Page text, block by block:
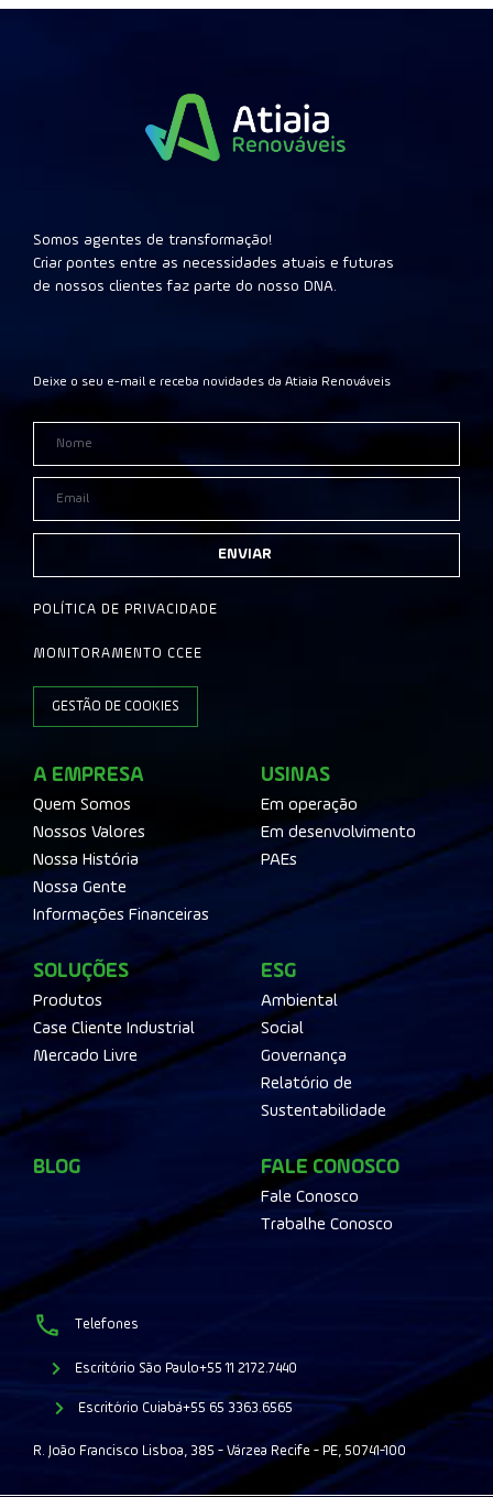
Somos agentes de transformação!
Criar pontes entre as necessidades atuais e futuras
de nossos clientes faz parte do nosso DNA.
Deixe o seu e-mail e receba novidades da Atiaia Renováveis
ENVIAR
POLÍTICA DE PRIVACIDADE
MONITORAMENTO CCEE
GESTÃO DE COOKIES
A EMPRESA
Quem Somos
Nossos Valores
Nossa História
Nossa Gente
Informações Financeiras
USINAS
Em operação
Em desenvolvimento
PAEs
SOLUÇÕES
Produtos
Case Cliente Industrial
Mercado Livre
ESG
Ambiental
Social
Governança
Relatório de
Sustentabilidade
BLOG FALE CONOSCO
Fale Conosco
Trabalhe Conosco
Telefones
Escritório São Paulo+55 11 2172.7440
Escritório Cuiabá+55 65 3363.6565
R. João Francisco Lisboa, 385 - Várzea Recife - PE, 50741-100